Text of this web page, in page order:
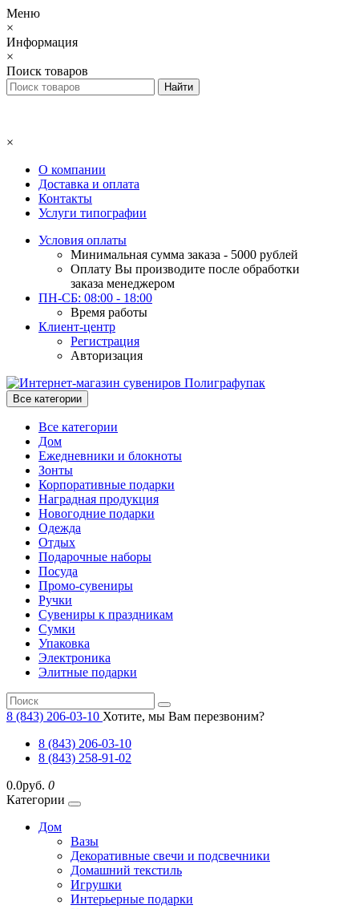
Меню
×
Информация
×
Поиск товаров
×
О компании
Доставка и оплата
Контакты
Услуги типографии
Условия оплаты
Минимальная сумма заказа - 5000 рублей
Оплату Вы производите после обработки
заказа менеджером
ПН-СБ: 08:00 - 18:00
Время работы
Клиент-центр
Регистрация
Авторизация
Все категории
Все категории
Дом
Ежедневники и блокноты
Зонты
Корпоративные подарки
Наградная продукция
Новогодние подарки
Одежда
Отдых
Подарочные наборы
Посуда
Промо-сувениры
Ручки
Сувениры к праздникам
Сумки
Упаковка
Электроника
Элитные подарки
8 (843) 206-03-10 Хотите, мы Вам перезвоним?
8 (843) 206-03-10
8 (843) 258-91-02
0.0руб. 0
Категории
Дом
Вазы
Декоративные свечи и подсвечники
Домашний текстиль
Игрушки
Интерьерные подарки